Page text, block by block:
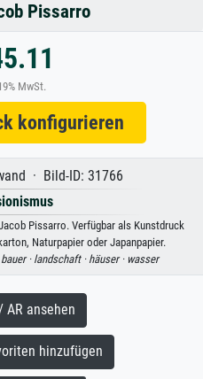
Pissarro
MwSt.
konfigurieren
· Bild-ID: 31766
Pissarro. Verfügbar als Kunstdruck
Naturpapier oder Japanpapier.
bauer · landschaft · häuser · wasser
AR ansehen
hinzufügen